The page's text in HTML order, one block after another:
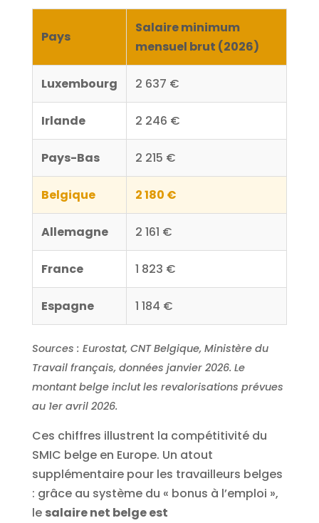
Pays
Salaire minimum
mensuel brut (2026)
Luxembourg 2 637 €
Irlande 2 246 €
Pays-Bas 2 215 €
Belgique 2 180 €
Allemagne 2 161 €
France 1 823 €
Espagne 1 184 €
Sources : Eurostat, CNT Belgique, Ministère du
Travail français, données janvier 2026. Le
montant belge inclut les revalorisations prévues
au 1er avril 2026.
Ces chiffres illustrent la compétitivité du
SMIC belge en Europe. Un atout
supplémentaire pour les travailleurs belges
: grâce au système du « bonus à l’emploi »,
le salaire net belge est